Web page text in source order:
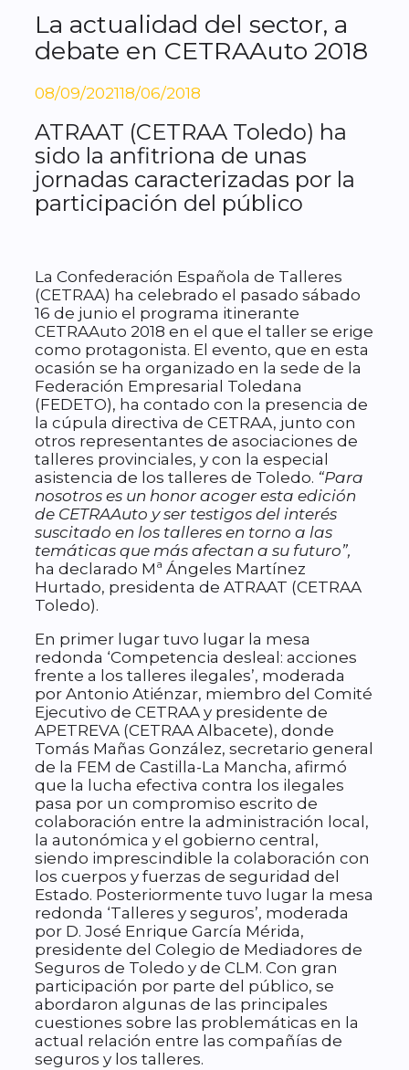
La actualidad del sector, a
debate en CETRAAuto 2018
08/09/202118/06/2018
ATRAAT (CETRAA Toledo) ha
sido la anfitriona de unas
jornadas caracterizadas por la
participación del público
La Confederación Española de Talleres
(CETRAA) ha celebrado el pasado sábado
16 de junio el programa itinerante
CETRAAuto 2018 en el que el taller se erige
como protagonista. El evento, que en esta
ocasión se ha organizado en la sede de la
Federación Empresarial Toledana
(FEDETO), ha contado con la presencia de
la cúpula directiva de CETRAA, junto con
otros representantes de asociaciones de
talleres provinciales, y con la especial
asistencia de los talleres de Toledo. “Para
nosotros es un honor acoger esta edición
de CETRAAuto y ser testigos del interés
suscitado en los talleres en torno a las
temáticas que más afectan a su futuro”,
ha declarado Mª Ángeles Martínez
Hurtado, presidenta de ATRAAT (CETRAA
Toledo).
En primer lugar tuvo lugar la mesa
redonda ‘Competencia desleal: acciones
frente a los talleres ilegales’, moderada
por Antonio Atiénzar, miembro del Comité
Ejecutivo de CETRAA y presidente de
APETREVA (CETRAA Albacete), donde
Tomás Mañas González, secretario general
de la FEM de Castilla-La Mancha, afirmó
que la lucha efectiva contra los ilegales
pasa por un compromiso escrito de
colaboración entre la administración local,
la autonómica y el gobierno central,
siendo imprescindible la colaboración con
los cuerpos y fuerzas de seguridad del
Estado. Posteriormente tuvo lugar la mesa
redonda ‘Talleres y seguros’, moderada
por D. José Enrique García Mérida,
presidente del Colegio de Mediadores de
Seguros de Toledo y de CLM. Con gran
participación por parte del público, se
abordaron algunas de las principales
cuestiones sobre las problemáticas en la
actual relación entre las compañías de
seguros y los talleres.